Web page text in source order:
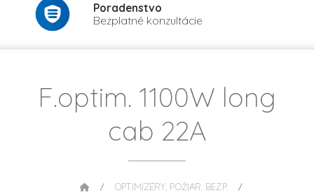
Poradenstvo
Bezplatné konzultácie
F.optim. 1100W long
cab 22A
/ OPTIMIZÉRY, POŽIAR. BEZP. /